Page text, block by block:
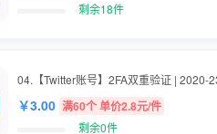
剩余18件
04.【Twitter账号】2FA双重验证 | 2020-
￥3.00 满60个 单价2.8元/件
剩余0件